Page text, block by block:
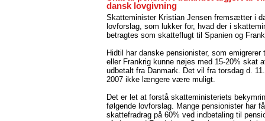
dansk lovgivning
Skatteminister Kristian Jensen fremsætter i
lovforslag, som lukker for, hvad der i
betragtes som skatteflugt til Spanien og
Hidtil har danske pensionister, som emigrerer
eller Frankrig kunne nøjes med 15-20% skat
udbetalt fra Danmark. Det vil fra torsdag d.
2007 ikke længere være muligt.
Det er let at forstå skatteministeriets
følgende lovforslag. Mange pensionister har
skattefradrag på 60% ved indbetaling til